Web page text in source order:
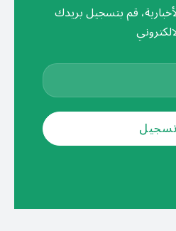
قم بتسجيل بريدك